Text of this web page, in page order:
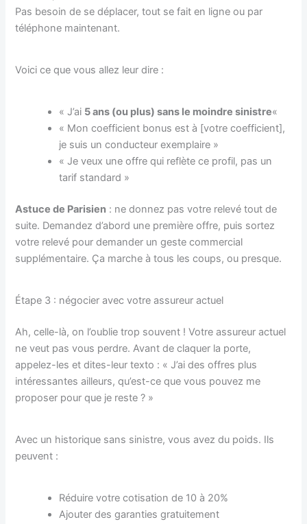
Pas besoin de se déplacer, tout se fait en ligne ou par
téléphone maintenant.
Voici ce que vous allez leur dire :
« J’ai 5 ans (ou plus) sans le moindre sinistre«
« Mon coefficient bonus est à [votre coefficient],
je suis un conducteur exemplaire »
« Je veux une offre qui reflète ce profil, pas un
tarif standard »
Astuce de Parisien : ne donnez pas votre relevé tout de
suite. Demandez d’abord une première offre, puis sortez
votre relevé pour demander un geste commercial
supplémentaire. Ça marche à tous les coups, ou presque.
Étape 3 : négocier avec votre assureur actuel
Ah, celle-là, on l’oublie trop souvent ! Votre assureur actuel
ne veut pas vous perdre. Avant de claquer la porte,
appelez-les et dites-leur texto : « J’ai des offres plus
intéressantes ailleurs, qu’est-ce que vous pouvez me
proposer pour que je reste ? »
Avec un historique sans sinistre, vous avez du poids. Ils
peuvent :
Réduire votre cotisation de 10 à 20%
Ajouter des garanties gratuitement